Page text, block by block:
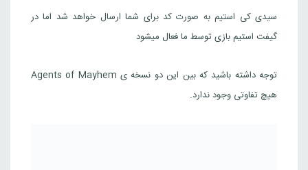
سیدی کی استیم به صورت کد برای شما ارسال خواهد شد اما در
گیفت استیم بازی توسط ما فعال میشود
توجه داشته باشید که بین این دو نسخه ی Agents of Mayhem
هیچ تفاوتی وجود ندارد.